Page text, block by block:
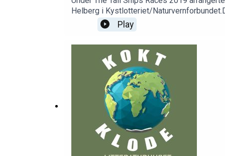
Helberg i Kystlotteriet/
å forhindre at havet og naturen
Acting4Climate Cirkus for å fortelle om
Play